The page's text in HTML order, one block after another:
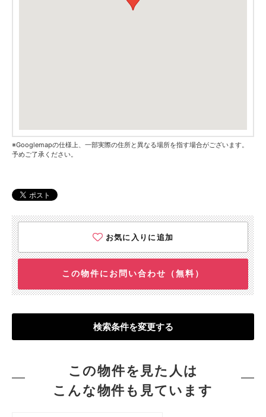
※Googlemapの仕様上、一部実際の住所と異なる場所を指す場合がございます。
予めご了承ください。
お気に入りに追加
この物件にお問い合わせ（無料）
検索条件を変更する
この物件を見た人は
こんな物件も見ています